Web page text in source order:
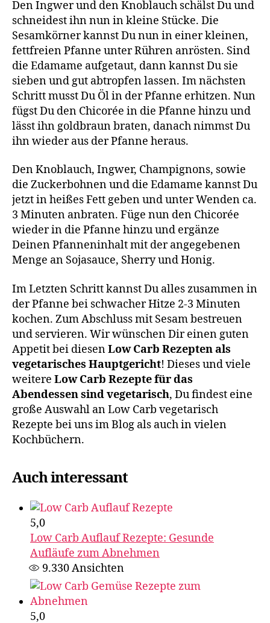
Den Ingwer und den Knoblauch schälst Du und
schneidest ihn nun in kleine Stücke. Die
Sesamkörner kannst Du nun in einer kleinen,
fettfreien Pfanne unter Rühren anrösten. Sind
die Edamame aufgetaut, dann kannst Du sie
sieben und gut abtropfen lassen. Im nächsten
Schritt musst Du Öl in der Pfanne erhitzen. Nun
fügst Du den Chicorée in die Pfanne hinzu und
lässt ihn goldbraun braten, danach nimmst Du
ihn wieder aus der Pfanne heraus.
Den Knoblauch, Ingwer, Champignons, sowie
die Zuckerbohnen und die Edamame kannst Du
jetzt in heißes Fett geben und unter Wenden ca.
3 Minuten anbraten. Füge nun den Chicorée
wieder in die Pfanne hinzu und ergänze
Deinen Pfanneninhalt mit der angegebenen
Menge an Sojasauce, Sherry und Honig.
Im Letzten Schritt kannst Du alles zusammen in
der Pfanne bei schwacher Hitze 2-3 Minuten
kochen. Zum Abschluss mit Sesam bestreuen
und servieren. Wir wünschen Dir einen guten
Appetit bei diesenLow Carb Rezepten als
vegetarisches Hauptgericht! Dieses und viele
weitere Low Carb Rezepte für das
Abendessen sind vegetarisch, Du findest eine
große Auswahl an Low Carb vegetarisch
Rezepte bei uns im Blog als auch in vielen
Kochbüchern.
Auch interessant
5,0
Low Carb Auflauf Rezepte: Gesunde
Aufläufe zum Abnehmen
9.330Ansichten
5,0